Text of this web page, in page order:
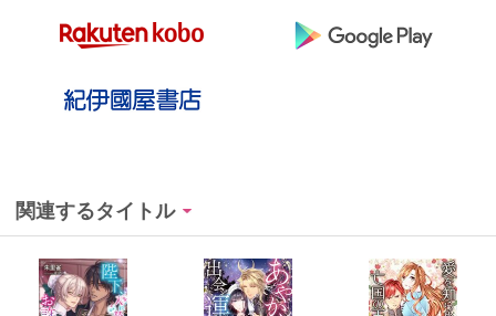
関連するタイトル